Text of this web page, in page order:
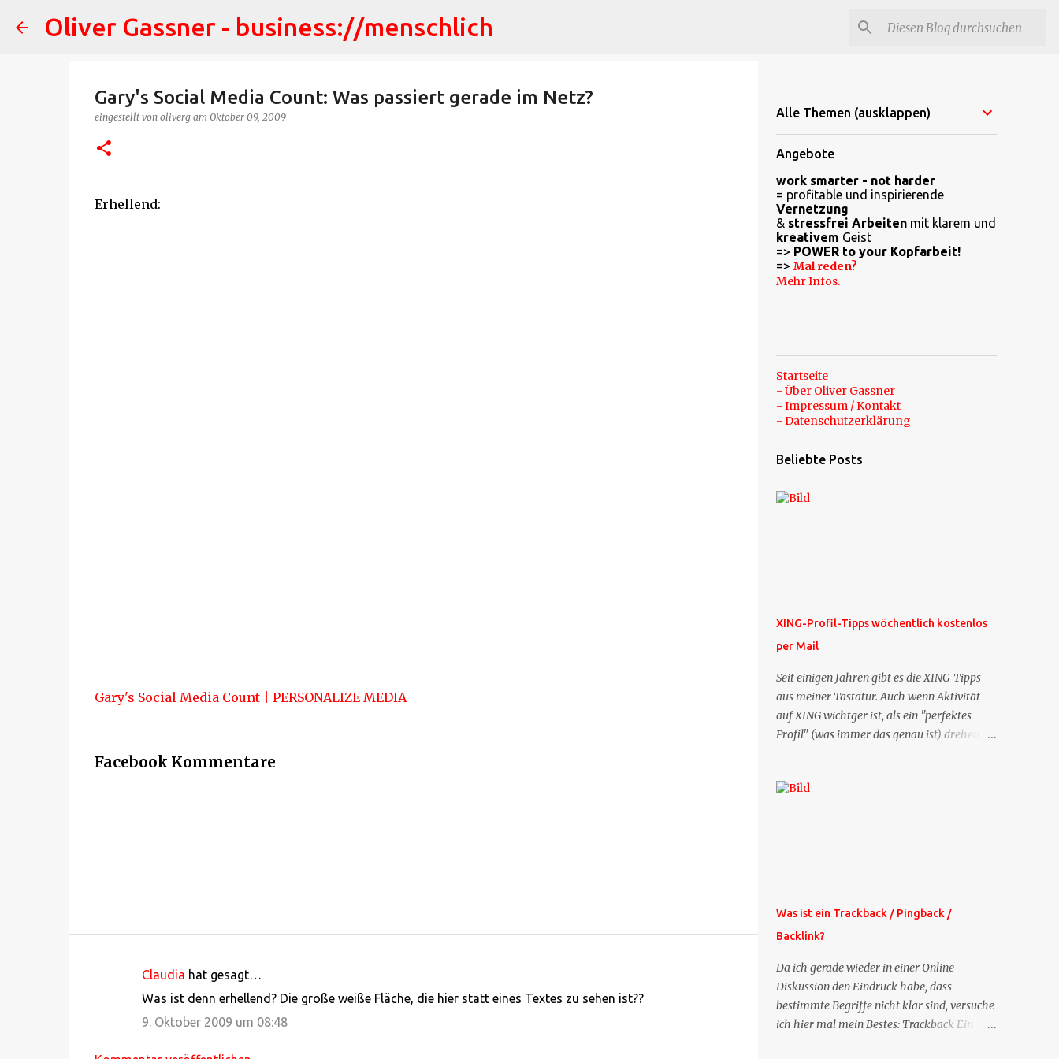
Direkt zum Hauptbereich
Oliver Gassner - business://menschlich
Gary's Social Media Count: Was passiert gerade im Netz?
eingestellt von oliverg am Oktober 09, 2009
Erhellend:
Gary's Social Media Count | PERSONALIZE MEDIA
Facebook Kommentare
m
Claudia hat gesagt…
Was ist denn erhellend? Die große weiße Fläche, die hier statt eines Textes zu sehen ist??
9. Oktober 2009 um 08:48
Alle Themen (ausklappen)
Angebote
work smarter - not harder
= profitable und inspirierende
Vernetzung
& stressfrei Arbeitenmit klarem und
kreativem Geist
=> POWER to your Kopfarbeit!
=> Mal reden?
Mehr Infos.
Startseite
- Über Oliver Gassner
- Impressum / Kontakt
- Datenschutzerklärung
Beliebte Posts
XING-Profil-Tipps wöchentlich kostenlos
per Mail
Seit einigen Jahren gibt es die XING-Tipps
aus meiner Tastatur. Auch wenn Aktivität
auf XING wichtger ist, als ein "perfektes
Profil" (was immer das genau ist) drehen
es jetzt die Profil-Fragen zu XING als eigene
Weitere Mailangebote dieser Art sehen Sie
auf meiner XING-Seite oder hier oben rechts
im Blog. Die Profilfragen werde ich
mittelfristig aus der normalen XING-Tipp-
Mail entfernen, da ich sie so nur an einer
Stelle pflegen muss.
Was ist ein Trackback / Pingback /
Backlink?
Da ich gerade wieder in einer Online-
Diskussion den Eindruck habe, dass
bestimmte Begriffe nicht klar sind, versuche
ich hier mal mein Bestes: Trackback Ein